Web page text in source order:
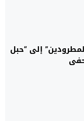
إلى “حبل